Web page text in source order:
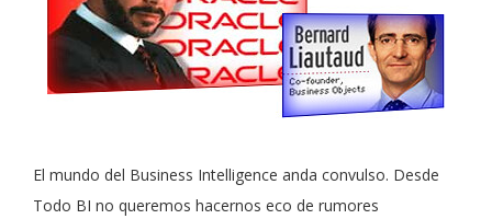
El mundo del Business Intelligence anda convulso. Desde
Todo BI no queremos hacernos eco de rumores